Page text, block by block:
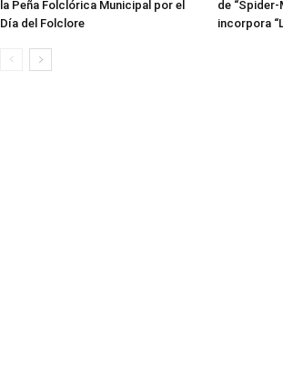
la Peña Folclórica Municipal por el
Día del Folclore
de “Spider-
incorpora